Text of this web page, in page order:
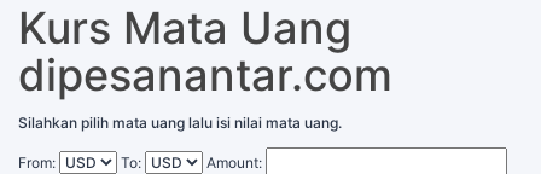
Kurs Mata Uang
dipesanantar.com
Silahkan pilih mata uang lalu isi nilai mata uang.
From: To:
Amount: